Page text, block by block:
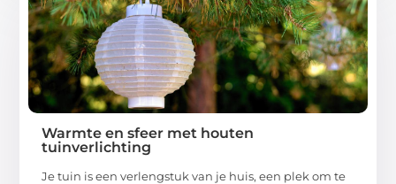
Warmte en sfeer met houten
tuinverlichting
Je tuin is een verlengstuk van je huis, een plek om te